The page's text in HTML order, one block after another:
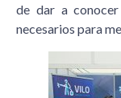
de dar a
necesarios para